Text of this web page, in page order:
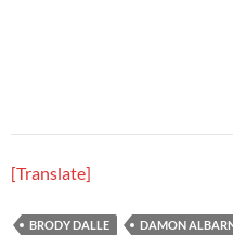
[Translate]
BRODY DALLE DAMON